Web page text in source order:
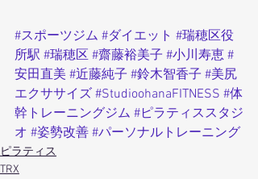
#スポーツジム #ダイエット #瑞穂区役
所駅 #瑞穂区 #齋藤裕美子 #小川寿恵 #
安田直美 #近藤純子 #鈴木智香子 #美尻
エクササイズ #StudioohanaFITNESS #体
幹トレーニングジム #ピラティススタジ
オ #姿勢改善 #パーソナルトレーニング
ピラティス
TRX